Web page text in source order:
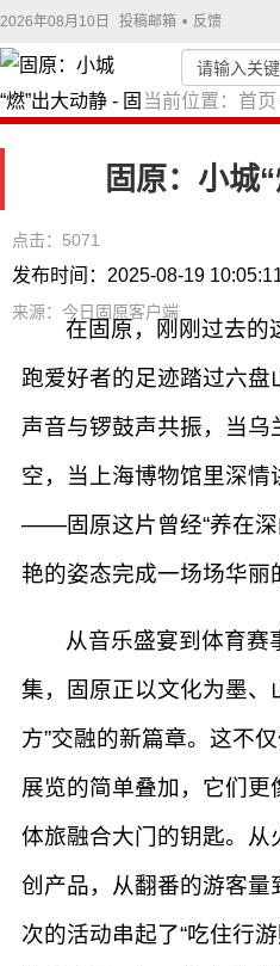
2026年08月10日 投稿邮箱 • 反馈
当前位置： 首页
固原：小城
点击：5071
发布时间：2025-08-19
来源：今日固原客户端
在固原，刚刚过去的
跑爱好者的足迹踏过六
声音与锣鼓声共振，当
空，当上海博物馆里深
——固原这片曾经“养在深
艳的姿态完成一场场华丽
从音乐盛宴到体育赛
集，固原正以文化为墨、
方”交融的新篇章。这不
展览的简单叠加，它们
体旅融合大门的钥匙。从
创产品，从翻番的游客量
次的活动串起了“吃住行